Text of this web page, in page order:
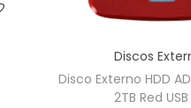
Discos
Disco Externo HDD
2TB Red